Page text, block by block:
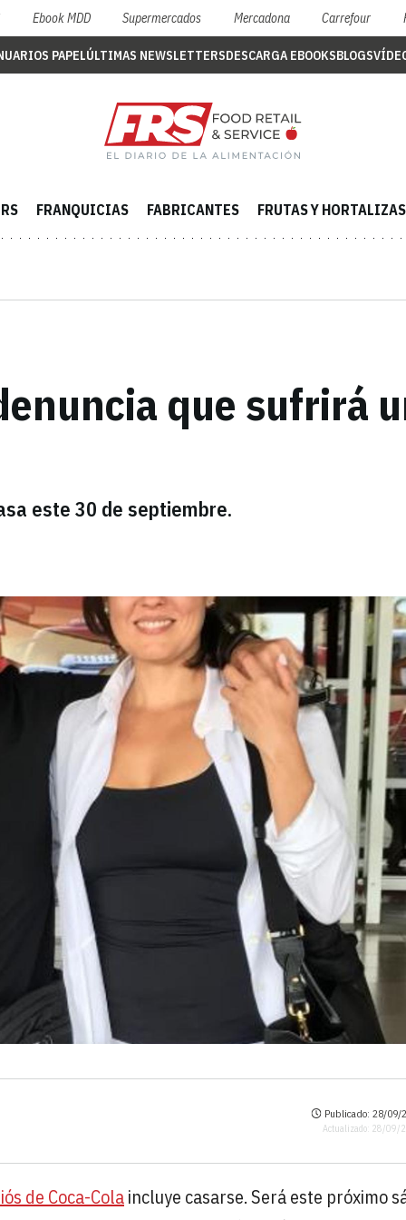
Ebook MDD Supermercados Mercadona Carrefour
PAPELÚLTIMAS NEWSLETTERSDESCARGA EBOOKSBLOGS
FRANQUICIAS FABRICANTES FRUTAS Y HORTALIZAS
que sufrirá
este 30 de septiembre.
Publicado: 28/09/
Actualizado: 28/09/
de Coca-Colaincluye casarse. Será este próximo